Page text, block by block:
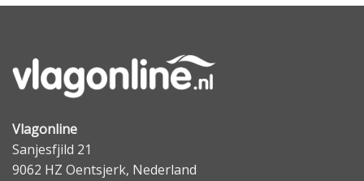
Vlagonline
Sanjesfjild 21
9062 HZ Oentsjerk, Nederland